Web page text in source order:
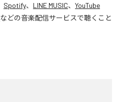
Spotify、 LINE MUSIC、 YouTube
などの音楽配信サービスで聴くこと